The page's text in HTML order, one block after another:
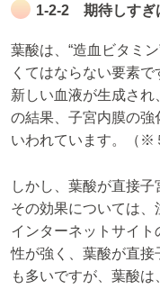
1-2-2 期待しすぎ
葉酸は、“造血ビタミ
くてはならない要素で
新しい血液が生成さ
の結果、子宮内膜の強
いわれています。（※
しかし、葉酸が直接子
その効果については
インターネットサイ
性が強く、葉酸が直
も多いですが、葉酸